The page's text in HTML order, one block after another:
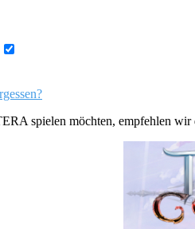
spielen möchten, empfehlen wir